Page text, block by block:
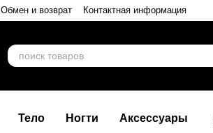
Обмен и возврат Контактная информация
Тело Ногти Аксессуары